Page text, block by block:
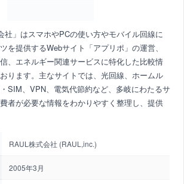
社」はスマホやPCの使い方やモバイル回線に
を提供するWebサイト「アプリポ」の運営、
、エネルギー関連サービスに特化した比較情
ります。主なサイトでは、光回線、ホームル
SIM、VPN、電気代節約など、多岐にわたるサ
者が必要な情報をわかりやすく整理し、提供
RAUL株式会社 (RAUL,inc.)
2005年3月